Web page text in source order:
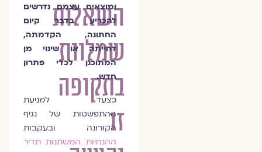
השאלות
שמלוות
בתקופה
זו
ומוצאים עצמם נדרשים
להכריע בדבר קיום
החתונה, הקדמתה,
דחייתה או שינוי מן
המתוכנן לכדי פתרון
חדש.
כצעד למניעת
ההתפשטות של נגיף
הקורונה ובעקבות
ההנחיות המשתנות תדיר